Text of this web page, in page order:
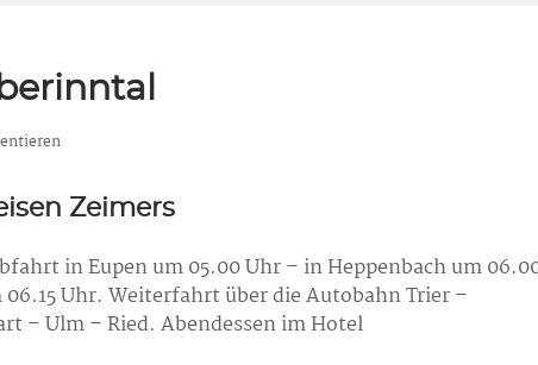
Zeimers
in Eupen um 05.00 Uhr – in Heppenbach um
Uhr. Weiterfahrt über die Autobahn Trier –
– Ulm – Ried. Abendessen im Hotel